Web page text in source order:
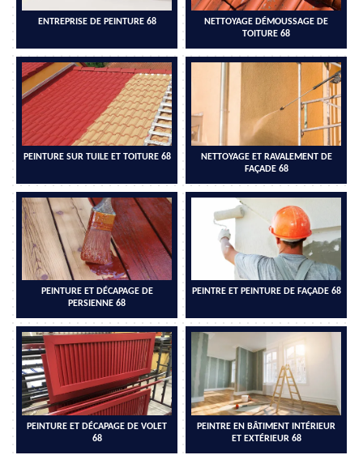
ENTREPRISE DE PEINTURE 68
NETTOYAGE DÉMOUSSAGE DE
TOITURE 68
PEINTURE SUR TUILE ET TOITURE 68
NETTOYAGE ET RAVALEMENT DE
FAÇADE 68
PEINTURE ET DÉCAPAGE DE
PERSIENNE 68
PEINTRE ET PEINTURE DE FAÇADE 68
PEINTURE ET DÉCAPAGE DE VOLET
68
PEINTRE EN BÂTIMENT INTÉRIEUR
ET EXTÉRIEUR 68